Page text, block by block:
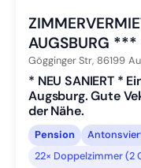
AUGSBURG
Gögginger Str, 86199
* NEU SANIERT *
Augsburg. Gute
der Nähe.
Pension
22× Doppelzimmer (2